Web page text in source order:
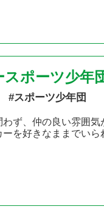
スポーツ少年
#スポーツ少年団
ず、仲の良い雰囲
ーを好きなままでいら